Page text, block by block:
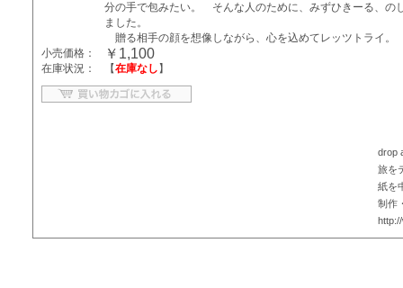
分の手で包みたい。 そんな人のために、みずひきーる、の
ました。
贈る相手の顔を想像しながら、心を込めてレッツトライ
小売価格：
￥1,100
在庫状況： 【在庫なし 】
drop
旅を
紙を
制作